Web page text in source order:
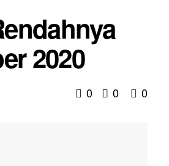
2020
0 0 0